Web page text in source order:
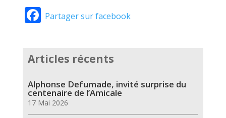
Facebook
Partager sur facebook
Articles récents
Alphonse Defumade, invité surprise du
centenaire de l’Amicale
17 Mai 2026